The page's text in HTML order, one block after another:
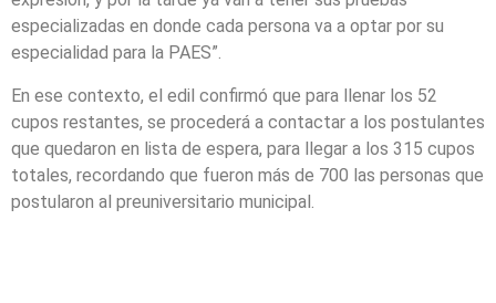
especializadas en donde cada persona va a optar por su
especialidad para la PAES”.
En ese contexto, el edil confirmó que para llenar los 52
cupos restantes, se procederá a contactar a los postulantes
que quedaron en lista de espera, para llegar a los 315 cupos
totales, recordando que fueron más de 700 las personas que
postularon al preuniversitario municipal.